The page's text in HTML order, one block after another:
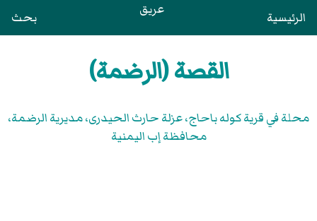
الرئيسية عريق بحث
القصة (الرضمة)
محلة في قرية كوله باحاج، عزلة حارث الحيدرى، مديرية الرضمة،
محافظة إب اليمنية